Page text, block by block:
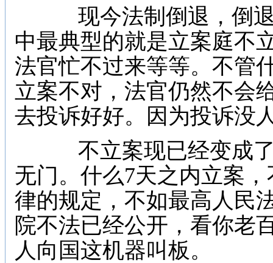
现今法制倒退，倒退
中最典型的就是立案庭不
法官忙不过来等等。不管
立案不对，法官仍然不会
去投诉好好。因为投诉没
不立案现已经变成了
无门。什么7天之内立案
律的规定，不如最高人民
院不法已经公开，看你老
人向国这机器叫板。